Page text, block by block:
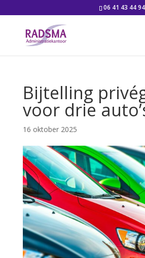
06 41 43 44 94
Bijtelling
voor drie
16 oktober 2025